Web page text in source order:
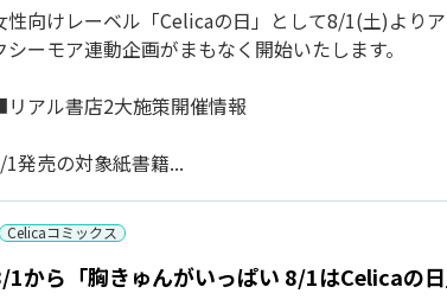
性向けレーベル「Celicaの日」として8/1(土)より
シーモア連動企画がまもなく開始いたします。
アル書店2大施策開催情報
1発売の対象紙書籍...
Celicaコミックス
1から「胸きゅんがいっぱい 8/1はCelicaの